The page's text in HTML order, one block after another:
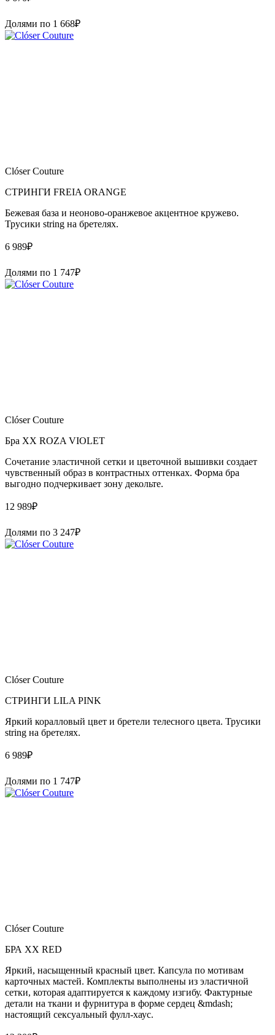
Долями по 1 668₽
Clóser Couture
СТРИНГИ FREIA ORANGE
Бежевая база и неоново-оранжевое акцентное кружево.
Трусики string на бретелях.
6 989₽
Долями по 1 747₽
Clóser Couture
Бра XX ROZA VIOLET
Сочетание эластичной сетки и цветочной вышивки создает
чувственный образ в контрастных оттенках. Форма бра
выгодно подчеркивает зону декольте.
12 989₽
Долями по 3 247₽
Clóser Couture
СТРИНГИ LILA PINK
Яркий коралловый цвет и бретели телесного цвета. Трусики
string на бретелях.
6 989₽
Долями по 1 747₽
Clóser Couture
БРА XX RED
Яркий, насыщенный красный цвет. Капсула по мотивам
карточных мастей. Комплекты выполнены из эластичной
сетки, которая адаптируется к каждому изгибу. Фактурные
детали на ткани и фурнитура в форме сердец &mdash;
настоящий сексуальный фулл-хаус.